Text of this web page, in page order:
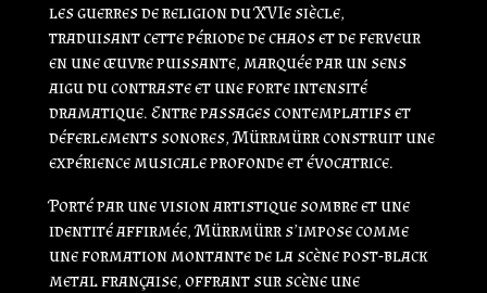
les guerres de religion du XVIe siècle,
traduisant cette période de chaos et de ferveur
en une œuvre puissante, marquée par un sens
aigu du contraste et une forte intensité
dramatique. Entre passages contemplatifs et
déferlements sonores, Mürrmürr construit une
expérience musicale profonde et évocatrice.
Porté par une vision artistique sombre et une
identité affirmée, Mürrmürr s’impose comme
une formation montante de la scène post-black
metal française, offrant sur scène une